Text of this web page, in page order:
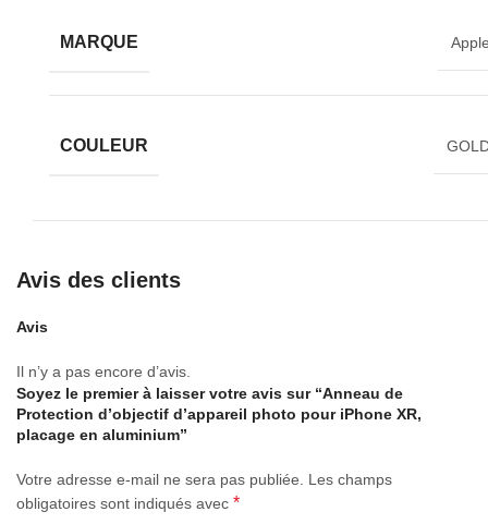
photo, il peut flotter lorsqu’il est utilisé avec d’autres
votre étui pour smartphone lorsque vous l’utilisez avec d’autres
MARQUE
COULEUR
Avis des clients
Avis
Il n’y a pas encore d’avis.
Soyez le premier à laisser votre avis sur “Anneau de
Protection d’objectif d’appareil photo pour iPhone XR,
placage en aluminium”
Votre adresse e-mail ne sera pas publiée. Les champs
obligatoires sont indiqués avec *